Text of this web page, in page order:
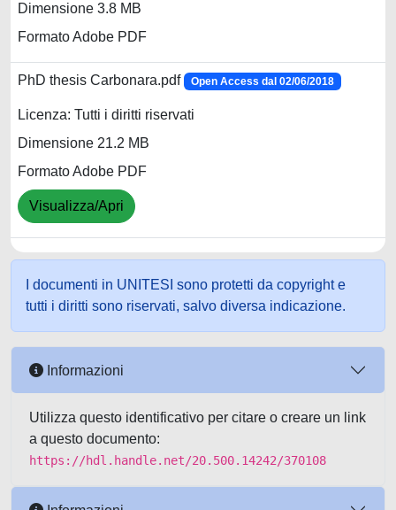
Dimensione 3.8 MB
Formato Adobe PDF
PhD thesis Carbonara.pdf Open Access dal 02/06/2018
Licenza: Tutti i diritti riservati
Dimensione 21.2 MB
Formato Adobe PDF
Visualizza/Apri
I documenti in UNITESI sono protetti da copyright e
tutti i diritti sono riservati, salvo diversa indicazione.
Informazioni
Utilizza questo identificativo per citare o creare un link
a questo documento:
https://hdl.handle.net/20.500.14242/370108